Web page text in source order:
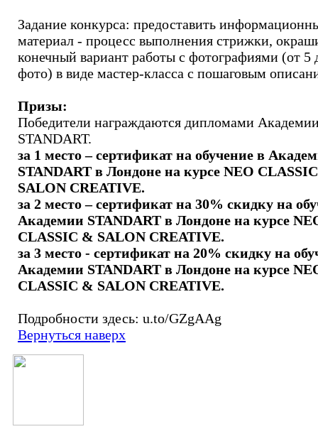
Задание конкурса: предоставить
материал - процесс выполнения стрижки,
конечный вариант работы с фотографиями (от 5
фото) в виде мастер-класса с пошаговым
Призы:
Победители награждаются дипломами
STANDART.
за 1 место – сертификат на обучение в
STANDART в Лондоне на курсе NEO
SALON CREATIVE.
за 2 место – сертификат на 30% скидку на
Академии STANDART в Лондоне на курсе
CLASSIC & SALON CREATIVE.
за 3 место - сертификат на 20% скидку на
Академии STANDART в Лондоне на курсе
CLASSIC & SALON CREATIVE.
Подробности здесь: u.to/GZgAAg
Вернуться наверх